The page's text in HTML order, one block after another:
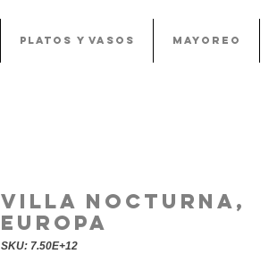
PLATOS Y VASOS MAYOREO
Villa Nocturna,
Europa
SKU: 7.50E+12